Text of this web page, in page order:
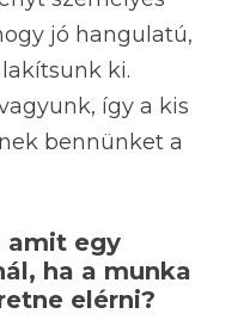
jó hangulatú,
ki.
így a kis
bennünket a
amit egy
ha a munka
elérni?